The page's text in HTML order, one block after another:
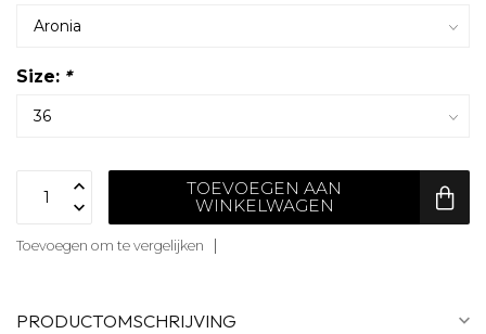
Size: *
TOEVOEGEN AAN
WINKELWAGEN
Toevoegen om te vergelijken
PRODUCTOMSCHRIJVING